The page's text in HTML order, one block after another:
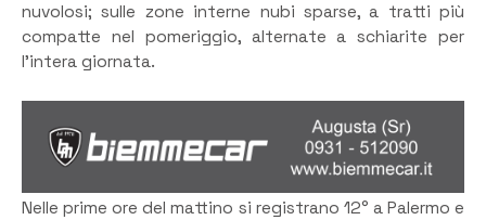
nuvolosi; sulle zone interne nubi sparse, a tratti più
compatte nel pomeriggio, alternate a schiarite per
l’intera giornata.
Nelle prime ore del mattino si registrano 12° a Palermo e